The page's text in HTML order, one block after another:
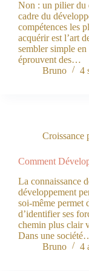
Non : un pilier du
cadre du
compétences les
acquérir est l’art
sembler simple en
éprouvent des…
Bruno
4
Croissance
Comment
La connaissance
développement
soi-même permet
d’identifier ses
chemin plus clair
Dans une
Bruno
4